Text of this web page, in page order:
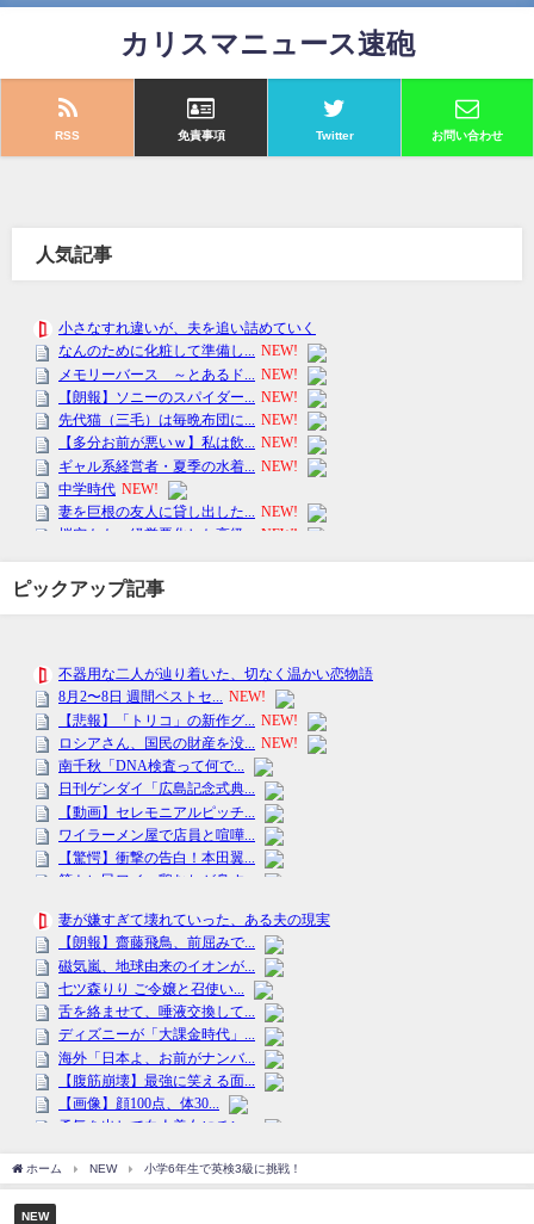
カリスマニュース速砲
RSS 免責事項 Twitter お問い合わせ
人気記事
ピックアップ記事
ホーム NEW 小学6年生で英検3級に挑戦！
NEW